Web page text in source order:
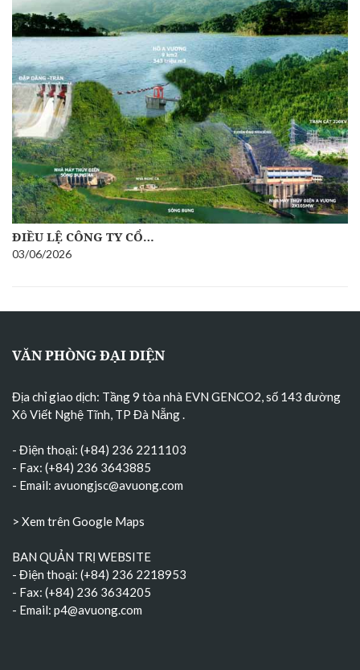
ĐIỀU LỆ CÔNG TY CỔ…
03/06/2026
VĂN PHÒNG ĐẠI DIỆN
Địa chỉ giao dịch: Tầng 9 tòa nhà EVN GENCO2, số 143 đường
Xô Viết Nghệ Tĩnh, TP Đà Nẵng
- Điện thoại: (+84) 236 2211103
- Fax: (+84) 236 3643885
- Email: avuongjsc@avuong.com
> Xem trên Google Maps
BAN QUẢN TRỊ WEBSITE
- Điện thoại: (+84) 236 2218953
- Fax: (+84) 236 3634205
- Email: p4@avuong.com